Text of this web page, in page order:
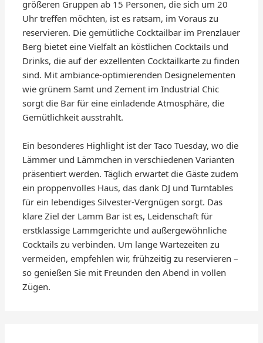
größeren Gruppen ab 15 Personen, die sich um 20
Uhr treffen möchten, ist es ratsam, im Voraus zu
reservieren. Die gemütliche Cocktailbar im Prenzlauer
Berg bietet eine Vielfalt an köstlichen Cocktails und
Drinks, die auf der exzellenten Cocktailkarte zu finden
sind. Mit ambiance-optimierenden Designelementen
wie grünem Samt und Zement im Industrial Chic
sorgt die Bar für eine einladende Atmosphäre, die
Gemütlichkeit ausstrahlt.
Ein besonderes Highlight ist der Taco Tuesday, wo die
Lämmer und Lämmchen in verschiedenen Varianten
präsentiert werden. Täglich erwartet die Gäste zudem
ein proppenvolles Haus, das dank DJ und Turntables
für ein lebendiges Silvester-Vergnügen sorgt. Das
klare Ziel der Lamm Bar ist es, Leidenschaft für
erstklassige Lammgerichte und außergewöhnliche
Cocktails zu verbinden. Um lange Wartezeiten zu
vermeiden, empfehlen wir, frühzeitig zu reservieren –
so genießen Sie mit Freunden den Abend in vollen
Zügen.